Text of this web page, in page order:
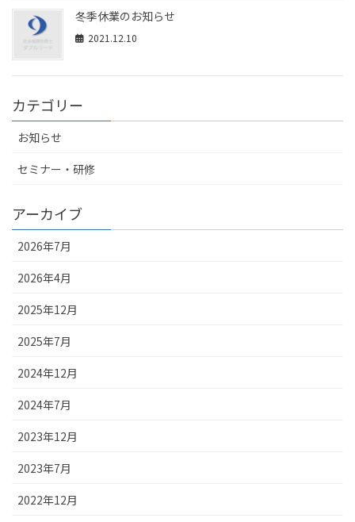
冬季休業のお知らせ
2021.12.10
カテゴリー
お知らせ
セミナー・研修
アーカイブ
2026年7月
2026年4月
2025年12月
2025年7月
2024年12月
2024年7月
2023年12月
2023年7月
2022年12月